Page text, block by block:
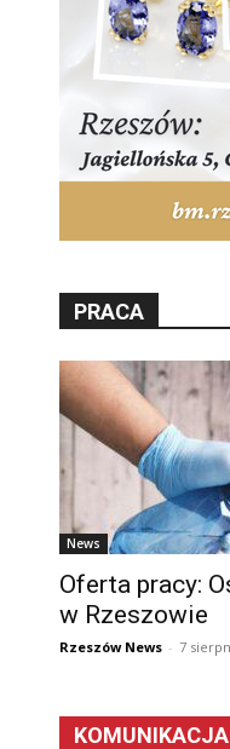
PRACA
News
Oferta pracy:
w Rzeszowie
Rzeszów News - 7
KOMUNIKACJA